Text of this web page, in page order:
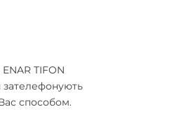
TIFON
зателефонують
способом.